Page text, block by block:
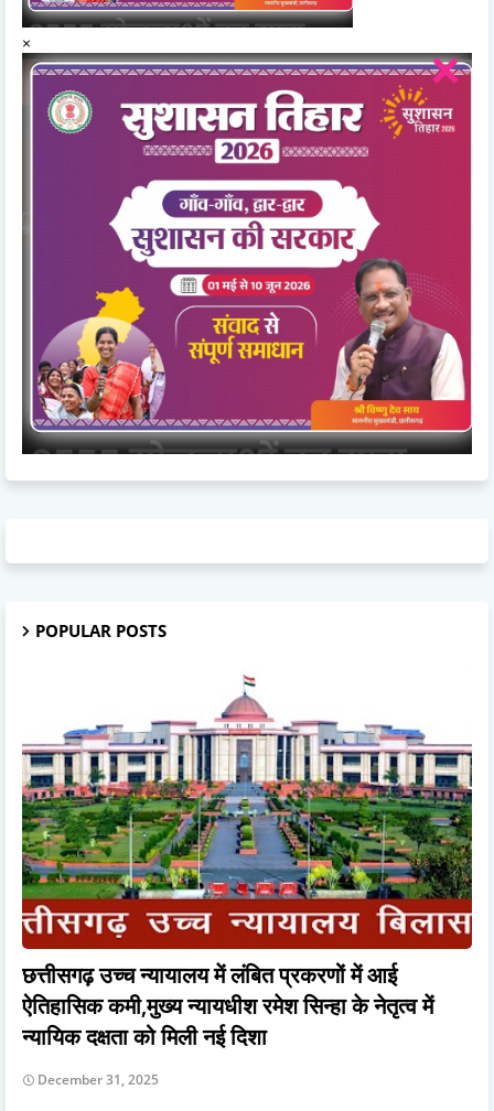
×
POPULAR POSTS
छत्तीसगढ़ उच्च न्यायालय में लंबित प्रकरणों में आई
ऐतिहासिक कमी,मुख्य न्यायधीश रमेश सिन्हा के नेतृत्व में
न्यायिक दक्षता को मिली नई दिशा
December 31, 2025